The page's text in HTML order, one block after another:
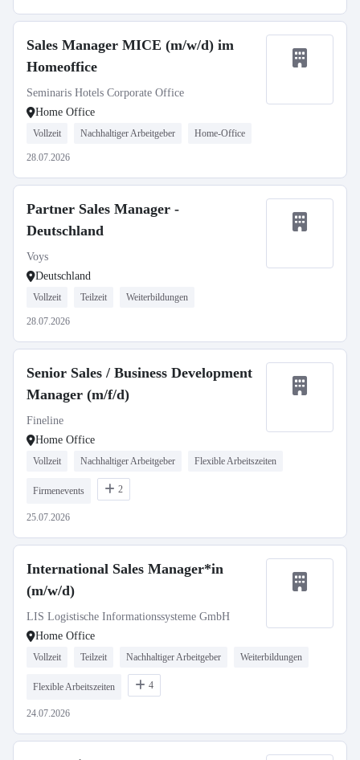
Sales Manager MICE (m/w/d) im
Homeoffice
Seminaris Hotels Corporate Office
Home Office
Vollzeit Nachhaltiger Arbeitgeber Home-Office
28.07.2026
Partner Sales Manager -
Deutschland
Voys
Deutschland
Vollzeit Teilzeit Weiterbildungen
28.07.2026
Senior Sales / Business Development
Manager (m/f/d)
Fineline
Home Office
Vollzeit Nachhaltiger Arbeitgeber Flexible Arbeitszeiten
Firmenevents 2
25.07.2026
International Sales Manager*in
(m/w/d)
LIS Logistische Informationssysteme GmbH
Home Office
Vollzeit Teilzeit Nachhaltiger Arbeitgeber Weiterbildungen
Flexible Arbeitszeiten 4
24.07.2026